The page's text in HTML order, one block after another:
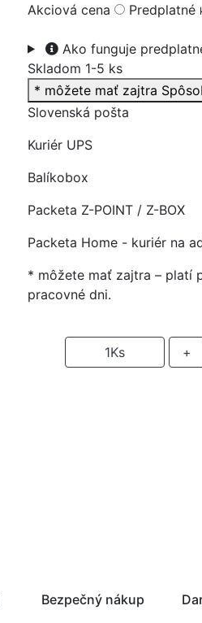
Akciová cena Predplatné
Ako funguje
Skladom 1-5 ks
* môžete mať zajtra
Slovenská pošta
Kuriér UPS
Balíkobox
Packeta Z-POINT / Z-BOX
Packeta Home - kuriér na
* môžete mať zajtra – platí
pracovné dni.
1Ks +
Bezpečný nákup